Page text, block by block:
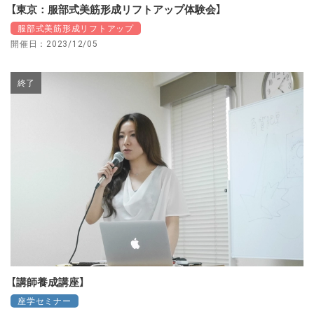
【東京：服部式美筋形成リフトアップ体験会】
服部式美筋形成リフトアップ
開催日：2023/12/05
終了
【講師養成講座】
座学セミナー